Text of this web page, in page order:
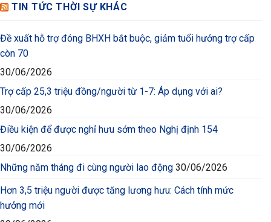
TIN TỨC THỜI SỰ KHÁC
Đề xuất hỗ trợ đóng BHXH bắt buộc, giảm tuổi hưởng trợ cấp
còn 70
30/06/2026
Trợ cấp 25,3 triệu đồng/người từ 1-7: Áp dụng với ai?
30/06/2026
Điều kiện để được nghỉ hưu sớm theo Nghị định 154
30/06/2026
Những năm tháng đi cùng người lao động 30/06/2026
Hơn 3,5 triệu người được tăng lương hưu: Cách tính mức
hưởng mới